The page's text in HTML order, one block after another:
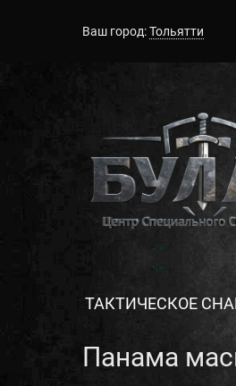
Ваш город:Тольятти
ТАКТИЧЕСКОЕ
Панама